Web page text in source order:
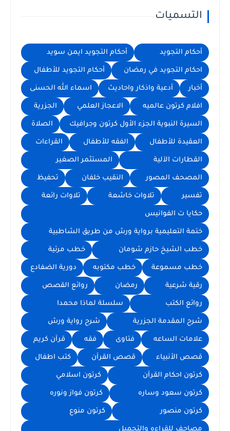
التسميات
أحكام التجويد أحكام التجويد ايمن سويد
احكام التجويد في رمضان أحكام التجويد للأطفال
أخبار أدعية واذكار واحاديث اسماء الله الحسنى
افلام كرتون عالميه الاعجاز العلمي الجزرية
السيرة النبوية الجزء الأول كرتون وجرافيك الصلاة
العقيدة للأطفال الفقه للأطفال القراءات
القطارات الآلية المستثمر الصغير
المصحف المصور النقيب خلفان تحفيظ
تفسير تلاوات خاشعة تلاوات رائعة
حكايا ت الفوانيس
ختمة التعليمية برواية ورش من طريق الشاطبية
خطب الشيخ حازم شومان خطب مرئية
خطب مسموعة خطب مكتوبه دورية الضفادع
رقية شرعية رمضان روائع القصص
روائع الكتب سلسلة لماذا محمدا
شرح المقدمة الجزرية شرح رواية ورش
علامات الساعه فتاوى فقه قرآن كريم
قصص الأنبياء قصص القرآن كتب اطفال
كرتون احكام القرآن كرتون اسلامي
كرتون سعود وساره كرتون فواز ونوره
كرتون منصور كرتون منوع
مصاحف للقراءه والتحميل